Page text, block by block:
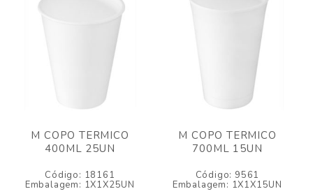
M COPO TERMICO
400ML 25UN
Código: 18161
Embalagem: 1X1X25UN
M COPO TERMICO
700ML 15UN
Código: 9561
Embalagem: 1X1X15UN